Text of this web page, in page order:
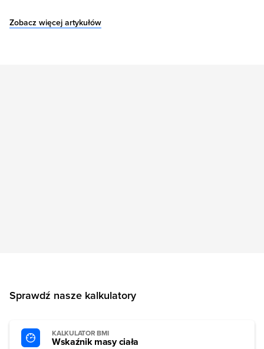
Zobacz więcej artykułów
Sprawdź nasze kalkulatory
KALKULATOR BMI
Wskaźnik masy ciała